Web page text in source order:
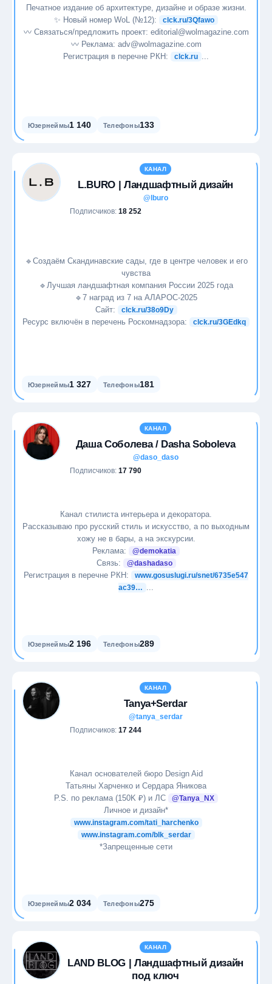
Печатное издание об архитектуре, дизайне и образе жизни.
✨ Новый номер WoL (№12):
clck.ru/3Qfawo
〰️ Связаться/предложить проект: editorial@wolmagazine.com
〰️ Реклама: adv@wolmagazine.com
Регистрация в перечне РКН:
clck.ru
Юзернеймы1 140 Телефоны133
КАНАЛ
L.BURO | Ландшафтный дизайн
@lburo
Подписчиков: 18 252
🔹Создаём Скандинавские сады, где в центре человек и его
чувства
🔹Лучшая ландшафтная компания России 2025 года
🔹7 наград из 7 на АЛАРОС-2025
Сайт:
clck.ru/38o9Dy
Ресурс включён в перечень Роскомнадзора: clck.ru/3GEdkq
Юзернеймы1 327 Телефоны181
КАНАЛ
Даша Соболева / Dasha Soboleva
@daso_daso
Подписчиков: 17 790
Канал стилиста интерьера и декоратора.
Рассказываю про русский стиль и искусство, а по выходным
хожу не в бары, а на экскурсии.
Реклама:
@demokatia
Связь: @dashadaso
Регистрация в перечне РКН:
www.gosuslugi.ru/snet/6735e547
ac39…
Юзернеймы2 196 Телефоны289
КАНАЛ
Tanya+Serdar
@tanya_serdar
Подписчиков: 17 244
Канал основателей бюро Design Aid
Татьяны Харченко и Сердара Яникова
P.S. по реклама (150K ₽) и ЛС
@Tanya_NX
Личное и дизайн*
www.instagram.com/tati_harchenko
www.instagram.com/blk_serdar
*Запрещенные сети
Юзернеймы2 034 Телефоны275
КАНАЛ
LAND BLOG | Ландшафтный дизайн
под ключ